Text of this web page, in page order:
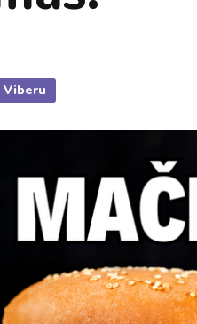
Viberu